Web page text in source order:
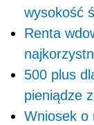
wysokość
Renta
500 plus
pieniądze
Wniosek o